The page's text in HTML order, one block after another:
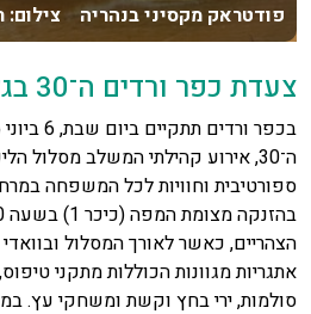
פודטראק מקסיני בנהריה צילום:
צעדת כפר ורדים ה־30 בגליל למשפחות
ה־30, אירוע קהילתי המשלב מסלול
ספורטיבית וחוויות לכל המשפחה
הצהריים, כאשר לאורך המסלול ובוואדי
אתגריות מגוונות הכוללות מתקני
סולמות, ירי בחץ וקשת ומשחקי עץ.